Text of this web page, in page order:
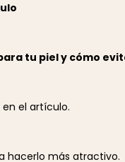
tu piel y cómo
el artículo.
hacerlo más atractivo.